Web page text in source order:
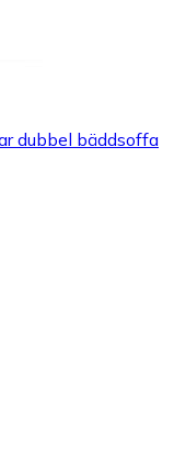
dubbel bäddsoffa